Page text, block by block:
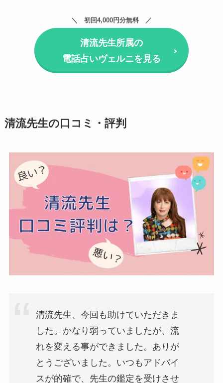
初回4,000円分無料
清流先生所属の
電話占いヴェルニを見る
清流先生の口コミ・評判
清流先生、今回も助けていただきま
した。かなり弱っていましたが、流
れを変える事ができました。ありが
とうございました。いつもアドバイ
スが的確で、先生の鑑定を受けさせ